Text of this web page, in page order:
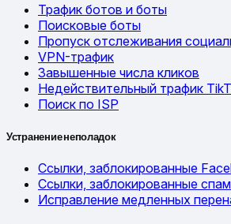
Трафик ботов и боты
Поисковые боты
Пропуск отслеживания
VPN-трафик
Завышенные числа кликов
Недействительный трафик
Поиск по ISP
Устранение неполадок
Ссылки, заблокированные
Ссылки, заблокированные
Исправление медленных